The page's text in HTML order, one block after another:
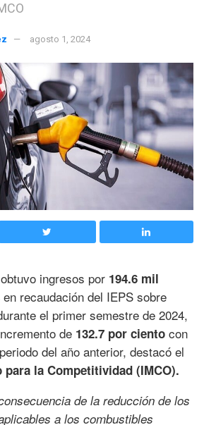
agosto 1, 2024
ingresos por 194.6 mil
en recaudación del IEPS sobre
el primer semestre de 2024,
de 132.7 por ciento con
del año anterior, destacó el
la Competitividad (IMCO).
de la reducción de los
a los combustibles